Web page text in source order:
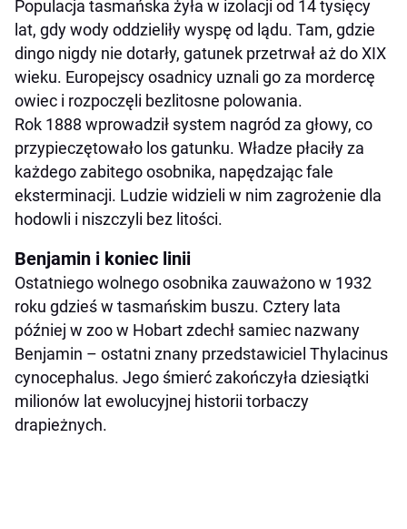
Populacja tasmańska żyła w izolacji od 14 tysięcy
lat, gdy wody oddzieliły wyspę od lądu. Tam, gdzie
dingo nigdy nie dotarły, gatunek przetrwał aż do XIX
wieku. Europejscy osadnicy uznali go za mordercę
owiec i rozpoczęli bezlitosne polowania.
Rok 1888 wprowadził system nagród za głowy, co
przypieczętowało los gatunku. Władze płaciły za
każdego zabitego osobnika, napędzając fale
eksterminacji. Ludzie widzieli w nim zagrożenie dla
hodowli i niszczyli bez litości.
Benjamin i koniec linii
Ostatniego wolnego osobnika zauważono w 1932
roku gdzieś w tasmańskim buszu. Cztery lata
później w zoo w Hobart zdechł samiec nazwany
Benjamin – ostatni znany przedstawiciel Thylacinus
cynocephalus. Jego śmierć zakończyła dziesiątki
milionów lat ewolucyjnej historii torbaczy
drapieżnych.